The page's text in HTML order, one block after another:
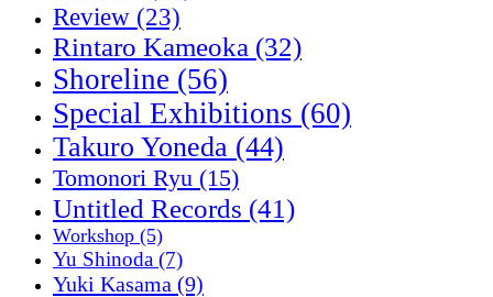
Review (23)
Rintaro Kameoka (32)
Shoreline (56)
Special Exhibitions (60)
Takuro Yoneda (44)
Tomonori Ryu (15)
Untitled Records (41)
Workshop (5)
Yu Shinoda (7)
Yuki Kasama (9)